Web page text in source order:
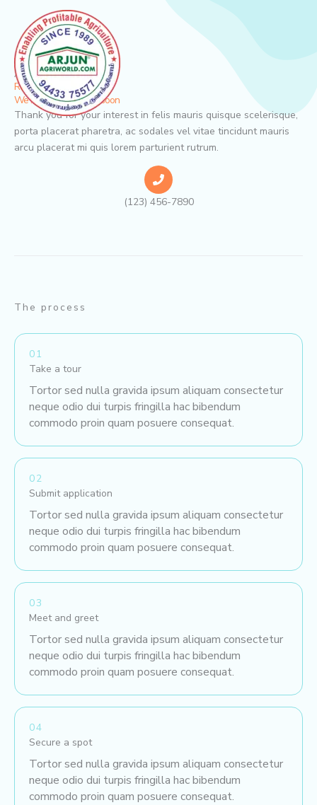
content
Admission
Ready to enroll?
We hope to meet you soon
Thank you for your interest in felis mauris quisque scelerisque,
porta placerat pharetra, ac sodales vel vitae tincidunt mauris
arcu placerat mi quis lorem parturient rutrum.
(123) 456-7890
The process
01
Take a tour
Tortor sed nulla gravida ipsum aliquam consectetur
neque odio dui turpis fringilla hac bibendum
commodo proin quam posuere consequat.
02
Submit application
Tortor sed nulla gravida ipsum aliquam consectetur
neque odio dui turpis fringilla hac bibendum
commodo proin quam posuere consequat.
03
Meet and greet
Tortor sed nulla gravida ipsum aliquam consectetur
neque odio dui turpis fringilla hac bibendum
commodo proin quam posuere consequat.
04
Secure a spot
Tortor sed nulla gravida ipsum aliquam consectetur
neque odio dui turpis fringilla hac bibendum
commodo proin quam posuere consequat.